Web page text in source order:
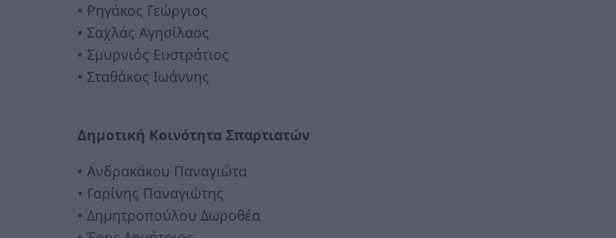
• Ρηγάκος Γεώργιος
• Σαχλάς Αγησίλαος
• Σμυρνιός Ευστράτιος
• Σταθάκος Ιωάννης
Δημοτική Κοινότητα Σπαρτιατών
• Ανδρακάκου Παναγιώτα
• Γαρίνης Παναγιώτης
• Δημητροπούλου Δωροθέα